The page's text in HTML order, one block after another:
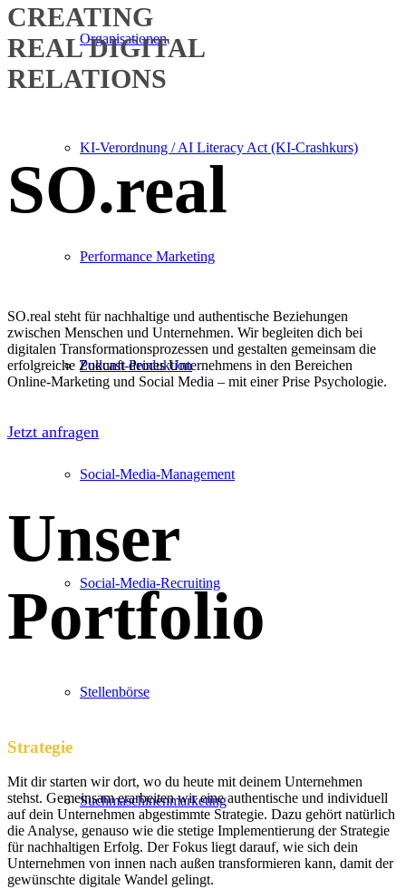
Organisationen
KI-Verordnung / AI Literacy Act (KI-Crashkurs)
Performance Marketing
Podcast-Produktion
Social-Media-Management
Social-Media-Recruiting
Stellenbörse
Suchmaschinenmarketing
CREATING
REAL DIGITAL
RELATIONS
SO.real
SO.real steht für nachhaltige und authentische Beziehungen
zwischen Menschen und Unternehmen. Wir begleiten dich bei
digitalen Transformationsprozessen und gestalten gemeinsam die
erfolgreiche Zukunft deines Unternehmens in den Bereichen
Online-Marketing und Social Media – mit einer Prise Psychologie.
Jetzt anfragen
Unser
Portfolio
Strategie
Mit dir starten wir dort, wo du heute mit deinem Unternehmen
stehst. Gemeinsam erarbeiten wir eine authentische und individuell
auf dein Unternehmen abgestimmte Strategie. Dazu gehört natürlich
die Analyse, genauso wie die stetige Implementierung der Strategie
für nachhaltigen Erfolg. Der Fokus liegt darauf, wie sich dein
Unternehmen von innen nach außen transformieren kann, damit der
gewünschte digitale Wandel gelingt.